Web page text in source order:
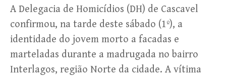
A Delegacia de Homicídios (DH) de Cascavel
confirmou, na tarde deste sábado (1º), a
identidade do jovem morto a facadas e
marteladas durante a madrugada no bairro
Interlagos, região Norte da cidade. A vítima